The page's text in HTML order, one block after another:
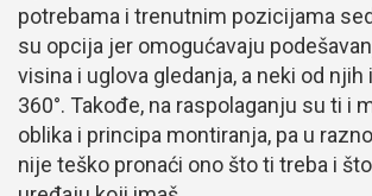
potrebama i trenutnim pozicijama
su opcija jer omogućavaju
visina i uglova gledanja, a neki od njih
360°. Takođe, na raspolaganju su ti i
oblika i principa montiranja, pa u
nije teško pronaći ono što ti treba i